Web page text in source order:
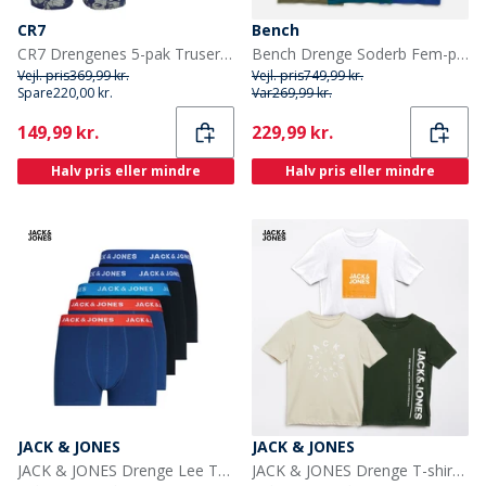
CR7
CR7 Drengenes 5-pak Truser Multifarvet
Vejl. pris369,99 kr.
Spare220,00 kr.
Current
149,99 kr.
Halv pris eller mindre
Bench
Bench Drenge Soderb Fem-pak T-shirts Kobolt/Teal/Grå Melange/Khakigrøn/Sort
Vejl. pris749,99 kr.
Var269,99 kr.
Current
229,99 kr.
Halv pris eller mindre
JACK & JONES
JACK & JONES Drenge Lee Trunks 5-pak Surf The Web
JACK & JONES
JACK & JONES Drenge T-shirts Jason 3-pak Sort